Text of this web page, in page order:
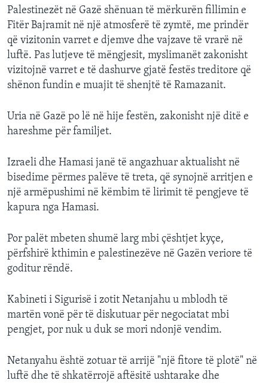
Palestinezët në Gazë shënuan të mërkurën fillimin e
Fitër Bajramit në një atmosferë të zymtë, me prindër
që vizitonin varret e djemve dhe vajzave të vrarë në
luftë. Pas lutjeve të mëngjesit, myslimanët zakonisht
vizitojnë varret e të dashurve gjatë festës treditore që
shënon fundin e muajit të shenjtë të Ramazanit.
Uria në Gazë po lë në hije festën, zakonisht një ditë e
hareshme për familjet.
Izraeli dhe Hamasi janë të angazhuar aktualisht në
bisedime përmes palëve të treta, që synojnë arritjen e
një armëpushimi në këmbim të lirimit të pengjeve të
kapura nga Hamasi.
Por palët mbeten shumë larg mbi çështjet kyçe,
përfshirë kthimin e palestinezëve në Gazën veriore të
goditur rëndë.
Kabineti i Sigurisë i zotit Netanjahu u mblodh të
martën vonë për të diskutuar për negociatat mbi
pengjet, por nuk u duk se mori ndonjë vendim.
Netanyahu është zotuar të arrijë "një fitore të plotë" në
luftë dhe të shkatërrojë aftësitë ushtarake dhe